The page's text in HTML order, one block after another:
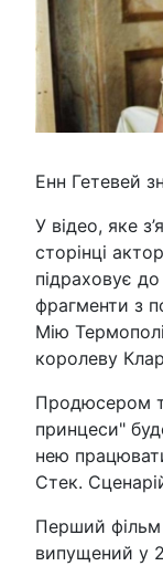
Енн Гетевей
У відео, яке
сторінці
підраховує
фрагменти з
Мію
королеву
Продюсером
принцеси"
нею
Стек.
Перший
випущений у